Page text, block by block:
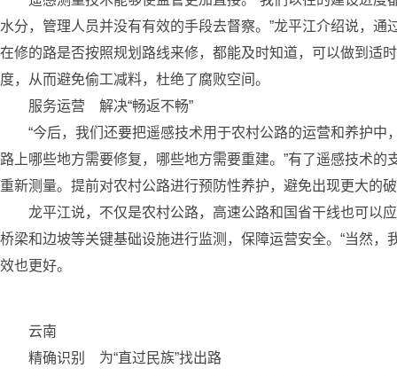
水分，管理人员并没有有效的手段去督察。”龙平江介绍说，
在修的路是否按照规划路线来修，都能及时知道，可以做到适
度，从而避免偷工减料，杜绝了腐败空间。
服务运营 解决“畅返不畅”
“今后，我们还要把遥感技术用于农村公路的运营和养护中
路上哪些地方需要修复，哪些地方需要重建。”有了遥感技术
重新测量。提前对农村公路进行预防性养护，避免出现更大的
龙平江说，不仅是农村公路，高速公路和国省干线也可以应
桥梁和边坡等关键基础设施进行监测，保障运营安全。“当然
效也更好。
云南
精确识别 为“直过民族”找出路